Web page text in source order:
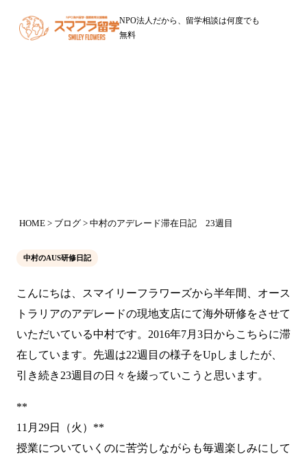
NPO法人だから、留学相談は何度でも
無料
HOME > ブログ > 中村のアデレード滞在日記 23週目
中村のAUS研修日記
こんにちは、スマイリーフラワーズから半年間、オース
トラリアのアデレードの現地支店にて海外研修をさせて
いただいている中村です。2016年7月3日からこちらに滞
在しています。先週は22週目の様子をUpしましたが、
引き続き23週目の日々を綴っていこうと思います。
**
11月29日（火）**
授業についていくのに苦労しながらも毎週楽しみにして